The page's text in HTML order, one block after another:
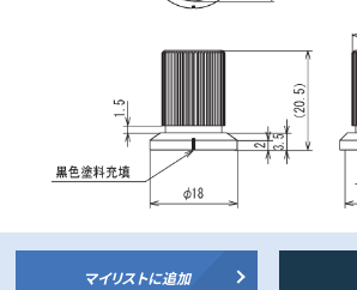
マイリストに追加